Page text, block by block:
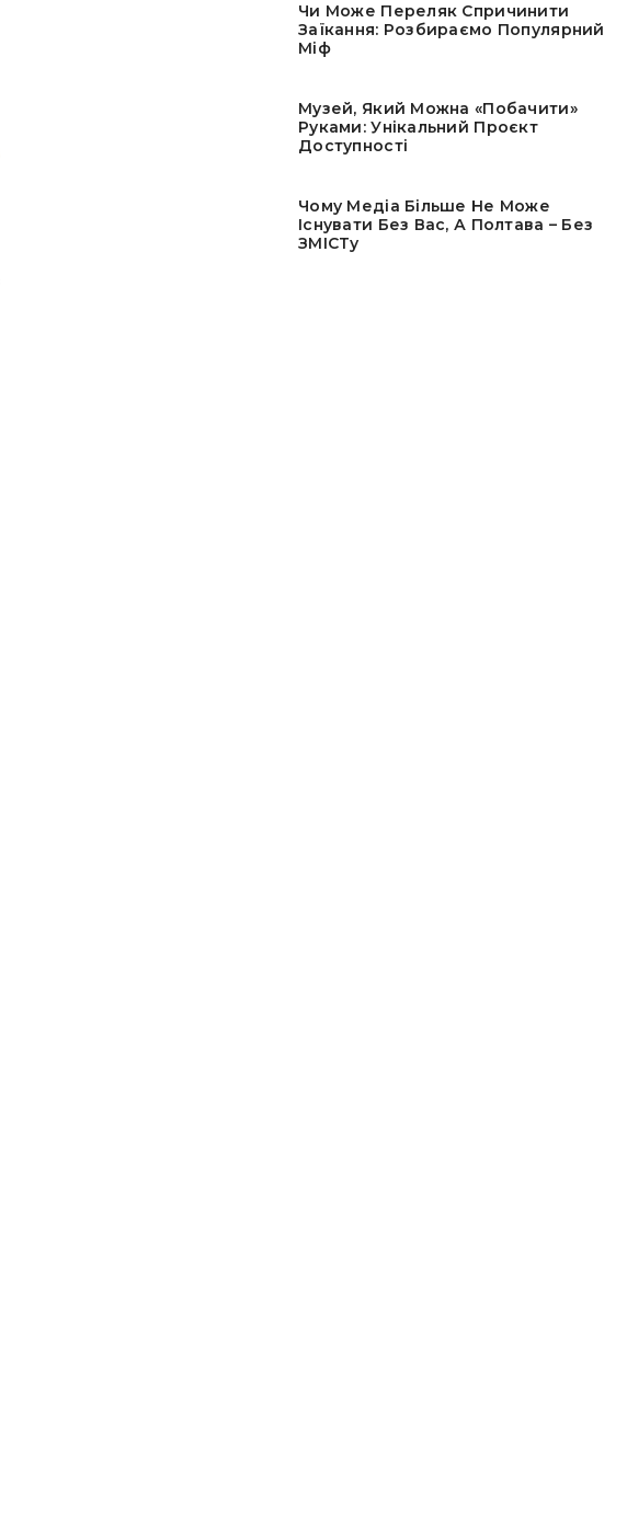
Чи Може Переляк Спричинити
Заїкання: Розбираємо Популярний
Міф
Музей, Який Можна «побачити»
Руками: Унікальний Проєкт
Доступності
Чому Медіа Більше Не Може
Існувати Без Вас, А Полтава – Без
ЗМІСТу